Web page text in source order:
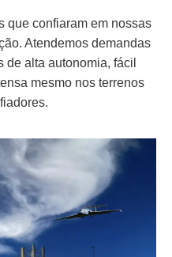
que confiaram em nossas
Atendemos demandas
alta autonomia, fácil
mesmo nos terrenos